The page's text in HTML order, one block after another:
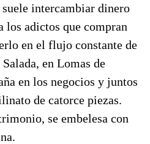
intercambiar dinero
los adictos que compran
en el flujo constante de
en Lomas de
en los negocios y juntos
de catorce piezas.
se embelesa con